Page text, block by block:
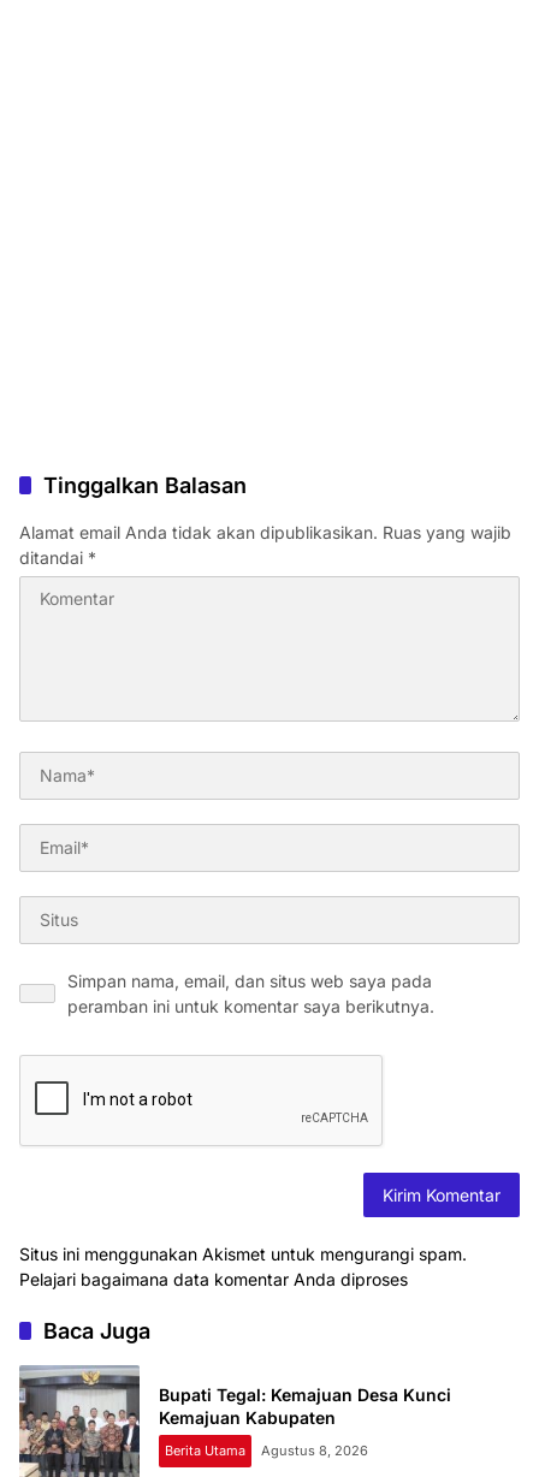
Tinggalkan Balasan
Alamat email Anda tidak akan dipublikasikan. Ruas yang wajib
ditandai *
Simpan nama, email, dan situs web saya pada
peramban ini untuk komentar saya berikutnya.
Situs ini menggunakan Akismet untuk mengurangi spam.
Pelajari bagaimana data komentar Anda diproses
Baca Juga
Bupati Tegal: Kemajuan Desa Kunci
Kemajuan Kabupaten
Berita Utama Agustus 8, 2026